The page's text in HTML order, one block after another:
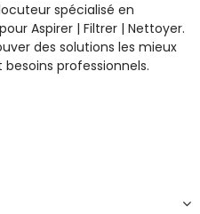
spécialisé en
Aspirer | Filtrer | Nettoyer.
des solutions les mieux
professionnels.